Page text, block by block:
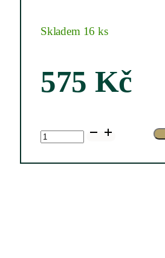
Skladem 16 ks
575 Kč
Valdespino
Vermouth
l